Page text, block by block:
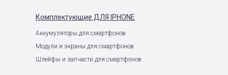
Комплектующие ДЛЯ IPHONE
Аккумуляторы для смартфонов
Модули и экраны для смартфонов
Шлейфы и запчасти для смартфонов